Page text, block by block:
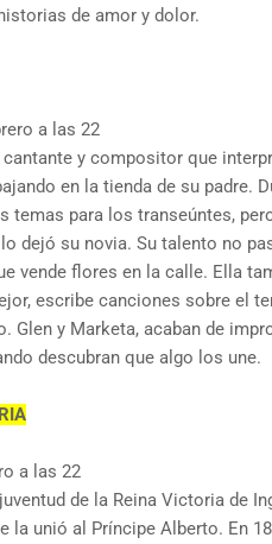
de amor y dolor.
a las 22
cantante y compositor que
en la tienda de su padre.
temas para los transeúntes,
dejó su novia. Su talento no
vende flores en la calle. Ella
escribe canciones sobre el
Glen y Marketa, acaban de
descubran que algo los une.
a las 22
de la Reina Victoria de
la unió al Príncipe Alberto. En